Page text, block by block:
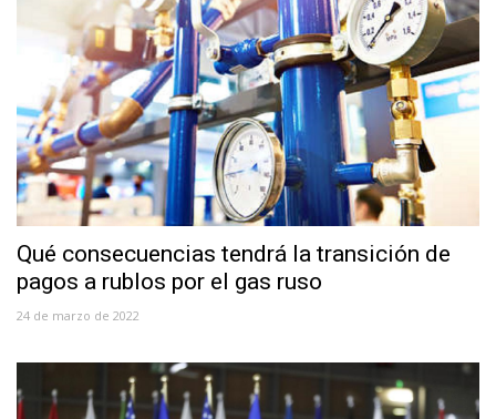
Qué consecuencias tendrá la transición de
pagos a rublos por el gas ruso
24 de marzo de 2022